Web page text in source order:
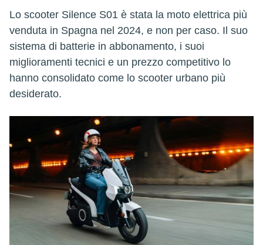
Lo scooter Silence S01 è stata la moto elettrica più
venduta in Spagna nel 2024, e non per caso. Il suo
sistema di batterie in abbonamento, i suoi
miglioramenti tecnici e un prezzo competitivo lo
hanno consolidato come lo scooter urbano più
desiderato.